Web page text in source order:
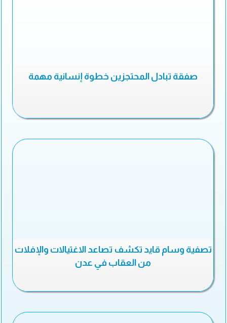
صفقة تبادل المحتجزين خطوة إنسانية مهمة
تصفية وسام قايد تكشف تصاعد الاغتيالات والإفلات
من العقاب في عدن